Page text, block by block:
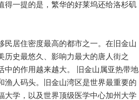
得一提的是，繁华的好莱坞还给洛杉矶
民居住密度最高的都市之一。在旧金山
历史最悠久、影响力最大的唐人街之
中的作用越来越大。 旧金山属亚热带地
渔人码头。旧金山湾区是世界最重要的
大学，以及世界顶级医学中心加州大学